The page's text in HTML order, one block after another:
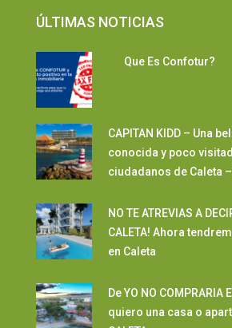
ÚLTIMAS NOTICIAS
Que Es Confotur?
CAPITAN KIDD – Una
conocida y poco
ciudadanos de Caleta
NO TE ATREVIAS A
CALETA! Ahora
en Caleta
De YO NO COMPRARIA
quiero una casa o